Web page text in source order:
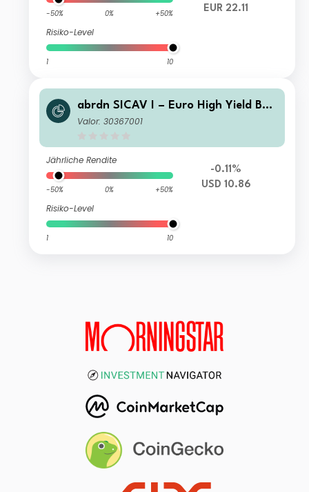
-50% 0% +50%
Risiko-Level
1 10
EUR 22.11
abrdn SICAV I – Euro High Yield Bon
d Fund Class A MIncA Hedged USD
Valor: 30367001
Jährliche Rendite
-50% 0% +50%
Risiko-Level
1 10
-0.11%
USD 10.86